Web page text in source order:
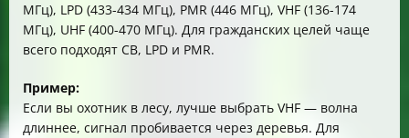
МГц), LPD (433-434 МГц), PMR (446 МГц), VHF (136-174
МГц), UHF (400-470 МГц). Для гражданских целей чаще
всего подходят CB, LPD и PMR.
Пример:
Если вы охотник в лесу, лучше выбрать VHF — волна
длиннее, сигнал пробивается через деревья. Для